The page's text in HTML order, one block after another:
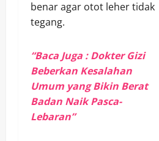
benar agar otot leher tidak
tegang.
“Baca Juga : Dokter Gizi
Beberkan Kesalahan
Umum yang Bikin Berat
Badan Naik Pasca-
Lebaran”